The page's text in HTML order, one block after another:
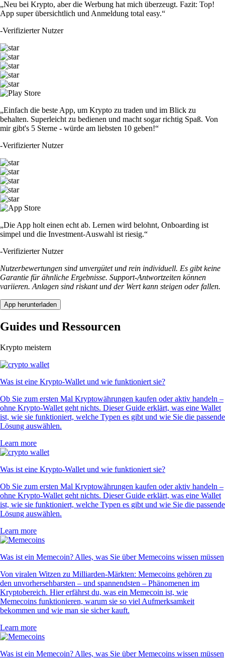
„Neu bei Krypto, aber die Werbung hat mich überzeugt. Fazit: Top!
App super übersichtlich und Anmeldung total easy.“
-Verifizierter Nutzer
„Einfach die beste App, um Krypto zu traden und im Blick zu
behalten. Superleicht zu bedienen und macht sogar richtig Spaß. Von
mir gibt's 5 Sterne - würde am liebsten 10 geben!“
-Verifizierter Nutzer
„Die App holt einen echt ab. Lernen wird belohnt, Onboarding ist
simpel und die Investment-Auswahl ist riesig.“
-Verifizierter Nutzer
Nutzerbewertungen sind unvergütet und rein individuell. Es gibt keine
Garantie für ähnliche Ergebnisse. Support-Antwortzeiten können
variieren. Anlagen sind riskant und der Wert kann steigen oder fallen.
App herunterladen
Guides und Ressourcen
Krypto meistern
Was ist eine Krypto-Wallet und wie funktioniert sie?
Ob Sie zum ersten Mal Kryptowährungen kaufen oder aktiv handeln –
ohne Krypto-Wallet geht nichts. Dieser Guide erklärt, was eine Wallet
ist, wie sie funktioniert, welche Typen es gibt und wie Sie die passende
Lösung auswählen.
Learn more
Was ist eine Krypto-Wallet und wie funktioniert sie?
Ob Sie zum ersten Mal Kryptowährungen kaufen oder aktiv handeln –
ohne Krypto-Wallet geht nichts. Dieser Guide erklärt, was eine Wallet
ist, wie sie funktioniert, welche Typen es gibt und wie Sie die passende
Lösung auswählen.
Learn more
Was ist ein Memecoin? Alles, was Sie über Memecoins wissen müssen
Von viralen Witzen zu Milliarden-Märkten: Memecoins gehören zu
den unvorhersehbarsten – und spannendsten – Phänomenen im
Kryptobereich. Hier erfährst du, was ein Memecoin ist, wie
Memecoins funktionieren, warum sie so viel Aufmerksamkeit
bekommen und wie man sie sicher kauft.
Learn more
Was ist ein Memecoin? Alles, was Sie über Memecoins wissen müssen